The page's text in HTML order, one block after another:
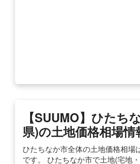
【SUUMO】ひたち
県)の土地価格相場
ひたちなか市全体の土地価格相場
です。 ひたちなか市で土地(宅地